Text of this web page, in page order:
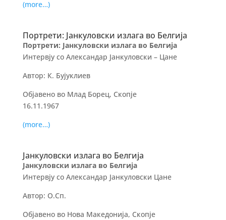
(more…)
Портрети: Јанкуловски излага во Белгија
Портрети: Јанкуловски излага во Белгија
Интервју со Александар Јанкуловски – Цане
Автор: К. Бујуклиев
Објавено во Млад Борец, Скопје
16.11.1967
(more…)
Јанкуловски излага во Белгија
Јанкуловски излага во Белгија
Интервју со Александар Јанкуловски Цане
Автор: О.Сп.
Објавено во Нова Македонија, Скопје